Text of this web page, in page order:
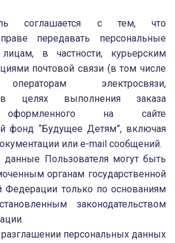
соглашается с тем, что
передавать персональные
в частности, курьерским
почтовой связи (в том числе
электросвязи,
в целях выполнения заказа
оформленного на сайте
фонд “Будущее Детям”, включая
или e-mail сообщений.
данные Пользователя могут быть
органам государственной
Федерации только по основаниям
законодательством
разглашении персональных данных